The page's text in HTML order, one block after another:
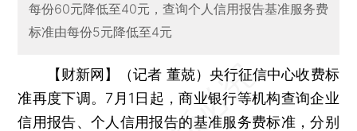
每份60元降低至40元，查询个人信用报告基准服务费
标准由每份5元降低至4元
【财新网】（记者 董兢） 央行征信中心收费标
准再度下调。7月1日起，商业银行等机构查询企业
信用报告、个人信用报告的基准服务费标准，分别